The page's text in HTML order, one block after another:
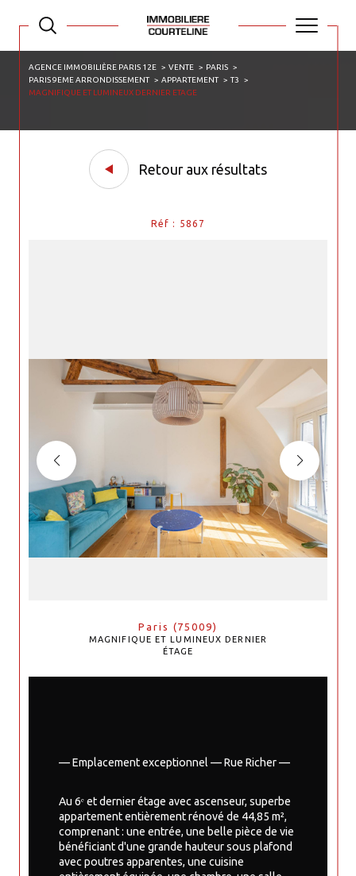
AGENCE IMMOBILIÈRE PARIS 12E VENTE
PARIS
PARIS 9EME ARRONDISSEMENT
APPARTEMENT
T3
MAGNIFIQUE ET LUMINEUX DERNIER ETAGE
Retour aux résultats
Réf : 5867
Paris (75009)
MAGNIFIQUE ET LUMINEUX DERNIER
ÉTAGE
— Emplacement exceptionnel — Rue Richer —
Au 6ᵉ et dernier étage avec ascenseur, superbe
appartement entièrement rénové de 44,85 m²,
comprenant : une entrée, une belle pièce de vie
bénéficiant d'une grande hauteur sous plafond
avec poutres apparentes, une cuisine